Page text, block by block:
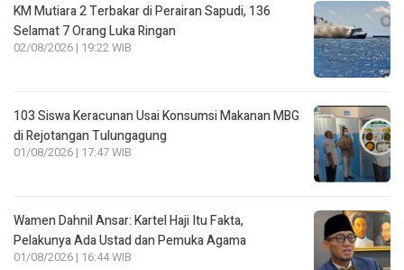
KM Mutiara 2 Terbakar di Perairan Sapudi, 136
Selamat 7 Orang Luka Ringan
02/08/2026 | 19:22 WIB
103 Siswa Keracunan Usai Konsumsi Makanan MBG
di Rejotangan Tulungagung
01/08/2026 | 17:47 WIB
Wamen Dahnil Ansar: Kartel Haji Itu Fakta,
Pelakunya Ada Ustad dan Pemuka Agama
01/08/2026 | 16:44 WIB